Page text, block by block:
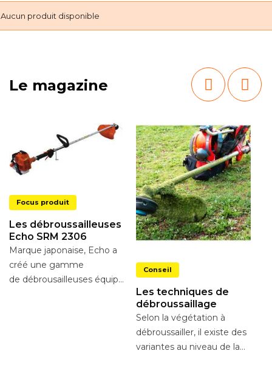
Aucun produit disponible
Le magazine
Focus produit
Les débroussailleuses
Echo SRM 2306
Marque japonaise, Echo a
créé une gamme
de débrousailleuses équipées d’un
Conseil
Les techniques de
débroussaillage
Selon la végétation à
débroussailler, il existe des
variantes au niveau de la